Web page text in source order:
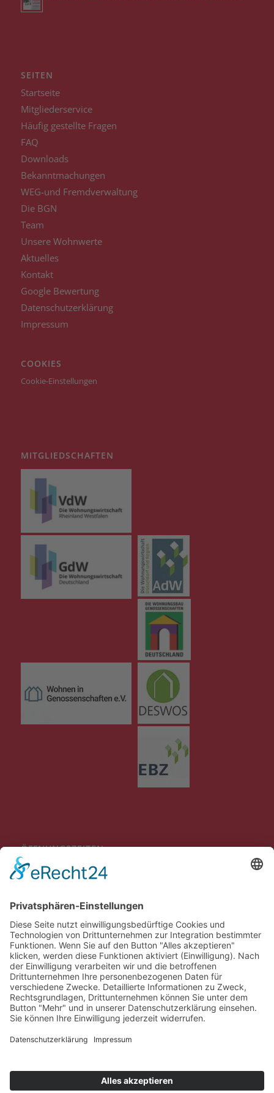
SEITEN
Startseite
Mitgliederservice
Häufig gestellte Fragen
FAQ
Downloads
Bekanntmachungen
WEG-und Fremdverwaltung
Die BGN
Team
Unsere Wohnwerte
Aktuelles
Kontakt
Google Bewertung
Datenschutzerklärung
Impressum
COOKIES
Cookie-Einstellungen
MITGLIEDSCHAFTEN
ÖFFNUNGSZEITEN
Mo-Do 09:00 bis 12:00 Uhr
13:30 bis 16:00 Uhr
Individuelle Terminvereinbarungen außerhalb der genannten
Öffnungszeiten sind möglich.
BEWERTUNGEN
Alle Bewertungen ansehen >